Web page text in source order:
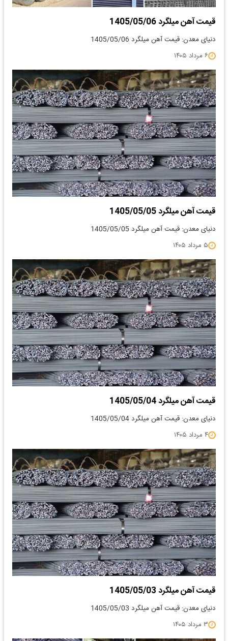
قیمت آهن میلگرد 1405/05/06
دنیای معدن: قیمت آهن میلگرد 1405/05/06
۶ مرداد ۱۴۰۵
قیمت آهن میلگرد 1405/05/05
دنیای معدن: قیمت آهن میلگرد 1405/05/05
۵ مرداد ۱۴۰۵
قیمت آهن میلگرد 1405/05/04
دنیای معدن: قیمت آهن میلگرد 1405/05/04
۴ مرداد ۱۴۰۵
قیمت آهن میلگرد 1405/05/03
دنیای معدن: قیمت آهن میلگرد 1405/05/03
۳ مرداد ۱۴۰۵